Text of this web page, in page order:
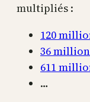
multipliés :
120
36
611
…